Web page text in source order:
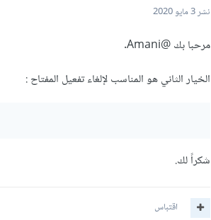
نشر3 مايو 2020
مرحبا بك@Amani
.
الخيار الثاني هو المناسب لإلغاء تفعيل المفتاح :
شكراً لك.
اقتباس